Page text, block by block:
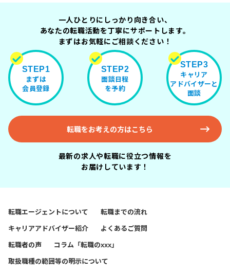
一人ひとりにしっかり向き合い、
あなたの転職活動を丁寧にサポートします。
まずはお気軽にご相談ください！
STEP1
まずは
会員登録
STEP2
面談日程
を予約
STEP3
キャリア
アドバイザーと
面談
転職をお考えの方はこちら
最新の求人や転職に役立つ情報を
お届けしています！
転職エージェントについて 転職までの流れ
キャリアアドバイザー紹介 よくあるご質問
転職者の声 コラム「転職のxxx」
取扱職種の範囲等の明示について